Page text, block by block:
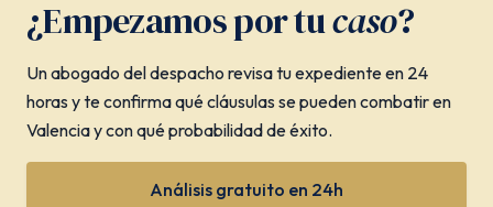
¿Empezamos por tucaso?
Un abogado del despacho revisa tu expediente en 24
horas y te confirma qué cláusulas se pueden combatir en
Valencia y con qué probabilidad de éxito.
Análisis gratuito en 24h